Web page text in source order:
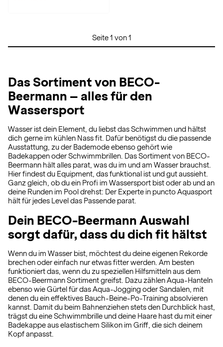
Seite 1 von 1
Das Sortiment von BECO-
Beermann – alles für den
Wassersport
Wasser ist dein Element, du liebst das Schwimmen und hältst
dich gerne im kühlen Nass fit. Dafür benötigst du die passende
Ausstattung, zu der Bademode ebenso gehört wie
Badekappen oder Schwimmbrillen. Das Sortiment von BECO-
Beermann hält alles parat, was du im und am Wasser brauchst.
Hier findest du Equipment, das funktional ist und gut aussieht.
Ganz gleich, ob du ein Profi im Wassersport bist oder ab und an
deine Runden im Pool drehst: Der Experte in puncto Aquasport
hält für jedes Level das Passende parat.
Dein BECO-Beermann Auswahl
sorgt dafür, dass du dich fit hältst
Wenn du im Wasser bist, möchtest du deine eigenen Rekorde
brechen oder einfach nur etwas fitter werden. Am besten
funktioniert das, wenn du zu speziellen Hilfsmitteln aus dem
BECO-Beermann Sortiment greifst. Dazu zählen Aqua-Hanteln
ebenso wie Gürtel für das Aqua-Jogging oder Sandalen, mit
denen du ein effektives Bauch-Beine-Po-Training absolvieren
kannst. Damit du beim Bahnenziehen stets den Durchblick hast,
trägst du eine Schwimmbrille und deine Haare hast du mit einer
Badekappe aus elastischem Silikon im Griff, die sich deinem
Kopf anpasst.